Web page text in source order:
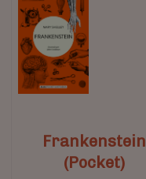
Frankenstein
(Pocket)